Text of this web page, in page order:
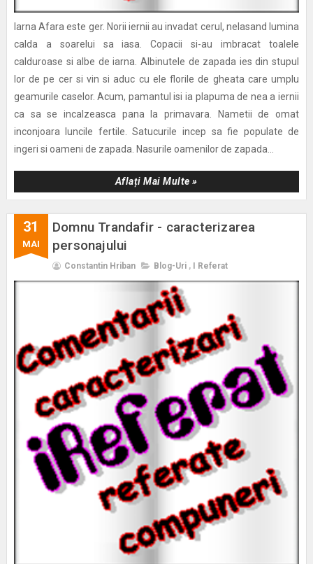
Iarna Afara este ger. Norii iernii au invadat cerul, nelasand lumina
calda a soarelui sa iasa. Copacii si-au imbracat toalele
calduroase si albe de iarna. Albinutele de zapada ies din stupul
lor de pe cer si vin si aduc cu ele florile de gheata care umplu
geamurile caselor. Acum, pamantul isi ia plapuma de nea a iernii
ca sa se incalzeasca pana la primavara. Nametii de omat
inconjoara luncile fertile. Satucurile incep sa fie populate de
ingeri si oameni de zapada. Nasurile oamenilor de zapada...
Aflați Mai Multe »
31
MAI
Domnu Trandafir - caracterizarea
personajului
Constantin Hriban Blog-Uri , I Referat